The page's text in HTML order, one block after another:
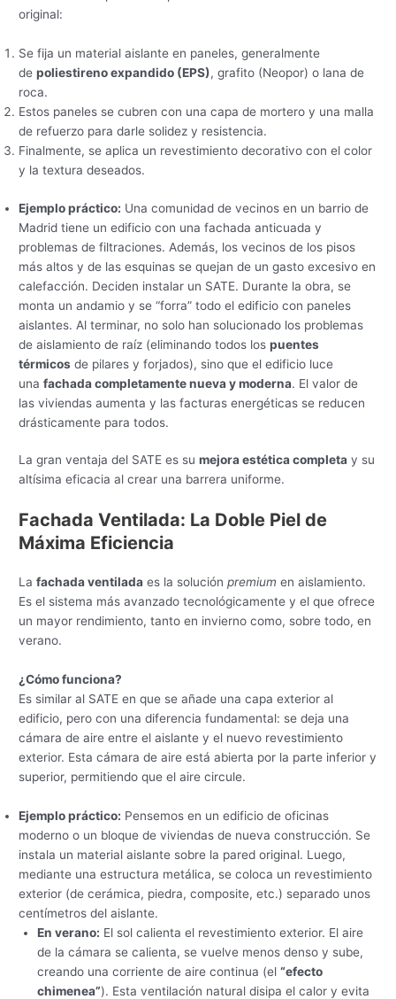
original:
Se fija un material aislante en paneles, generalmente
depoliestireno expandido (EPS), grafito (Neopor) o lana de
roca.
Estos paneles se cubren con una capa de mortero y una malla
de refuerzo para darle solidez y resistencia.
Finalmente, se aplica un revestimiento decorativo con el color
y la textura deseados.
Ejemplo práctico: Una comunidad de vecinos en un barrio de
Madrid tiene un edificio con una fachada anticuada y
problemas de filtraciones. Además, los vecinos de los pisos
más altos y de las esquinas se quejan de un gasto excesivo en
calefacción. Deciden instalar un SATE. Durante la obra, se
monta un andamio y se “forra” todo el edificio con paneles
aislantes. Al terminar, no solo han solucionado los problemas
de aislamiento de raíz (eliminando todos lospuentes
térmicos de pilares y forjados), sino que el edificio luce
unafachada completamente nueva y moderna. El valor de
las viviendas aumenta y las facturas energéticas se reducen
drásticamente para todos.
La gran ventaja del SATE es sumejora estética completa y su
altísima eficacia al crear una barrera uniforme.
Fachada Ventilada: La Doble Piel de
Máxima Eficiencia
Lafachada ventilada es la soluciónpremium en aislamiento.
Es el sistema más avanzado tecnológicamente y el que ofrece
un mayor rendimiento, tanto en invierno como, sobre todo, en
verano.
¿Cómo funciona?
Es similar al SATE en que se añade una capa exterior al
edificio, pero con una diferencia fundamental: se deja una
cámara de aire entre el aislante y el nuevo revestimiento
exterior. Esta cámara de aire está abierta por la parte inferior y
superior, permitiendo que el aire circule.
Ejemplo práctico: Pensemos en un edificio de oficinas
moderno o un bloque de viviendas de nueva construcción. Se
instala un material aislante sobre la pared original. Luego,
mediante una estructura metálica, se coloca un revestimiento
exterior (de cerámica, piedra, composite, etc.) separado unos
centímetros del aislante.
En verano: El sol calienta el revestimiento exterior. El aire
de la cámara se calienta, se vuelve menos denso y sube,
creando una corriente de aire continua (el “efecto
chimenea”). Esta ventilación natural disipa el calor y evita